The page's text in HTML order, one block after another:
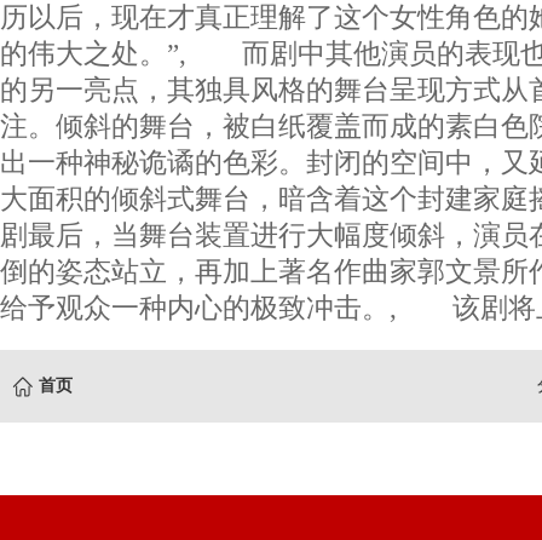
历以后，现在才真正理解了这个女性角色的
的伟大之处。”, 而剧中其他演员的表现
的另一亮点，其独具风格的舞台呈现方式从
注。倾斜的舞台，被白纸覆盖而成的素白色
出一种神秘诡谲的色彩。封闭的空间中，又
大面积的倾斜式舞台，暗含着这个封建家庭
剧最后，当舞台装置进行大幅度倾斜，演员
倒的姿态站立，再加上著名作曲家郭文景所
给予观众一种内心的极致冲击。, 该剧将
首页